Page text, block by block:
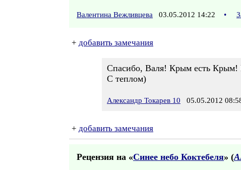
Валентина Вежливцева 03.05.2012 14:22 •
+ добавить замечания
Спасибо, Валя! Крым есть Крым!
С теплом)
Александр Токарев 10 05.05.2012
+ добавить замечания
Рецензия на «Синее небо Коктебеля» (